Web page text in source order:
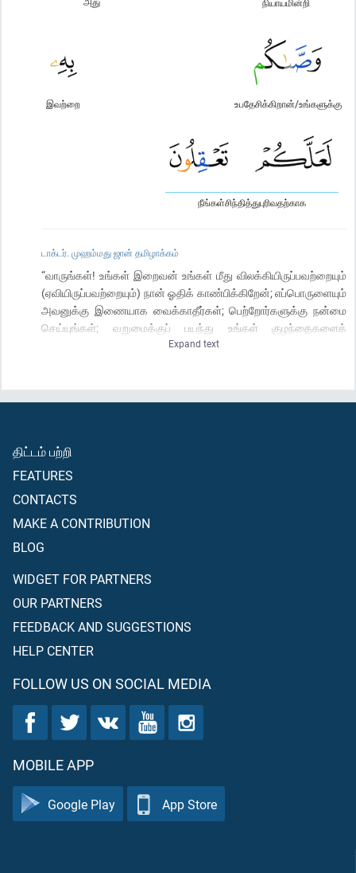
உபதேசிக்கிறான்/உங்களுக்கு
இவற்றை
நீங்கள்சிந்தித்துபுரிவதற்காக
டாக்டர். முஹம்மது ஜான் தமிழாக்கம்
“வாருங்கள்! உங்கள் இறைவன் உங்கள் மீது விலக்கியிருப்பவற்றையும்
(ஏவியிருப்பவற்றையும்) நான் ஓதிக் காண்பிக்கிறேன்; எப்பொருளையும்
அவனுக்கு இணையாக வைக்காதீர்கள்; பெற்றோர்களுக்கு நன்மை
செய்யுங்கள்; வறுமைக்குப் பயந்து உங்கள் குழந்தைகளைக்
கொல்லாதீர்கள் - ஏனெனில் உங்களுக்கும், அவர்களுக்கும் நாமே
Expand text
திட்டம் பற்றி
FEATURES
CONTACTS
MAKE A CONTRIBUTION
BLOG
WIDGET FOR PARTNERS
OUR PARTNERS
FEEDBACK AND SUGGESTIONS
HELP CENTER
FOLLOW US ON SOCIAL MEDIA
MOBILE APP
Google Play App Store